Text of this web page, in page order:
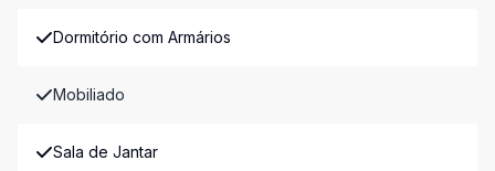
Dormitório com Armários
Mobiliado
Sala de Jantar